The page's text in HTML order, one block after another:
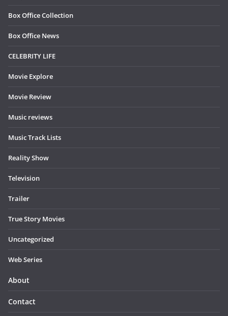
Box Office Collection
Box Office News
CELEBRITY LIFE
Movie Explore
Movie Review
Music reviews
Music Track Lists
Reality Show
Television
Trailer
True Story Movies
Uncategorized
Web Series
About
Contact